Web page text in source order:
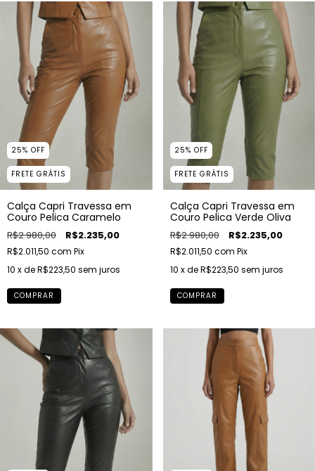
25% OFF
FRETE GRÁTIS
Calça Capri Travessa em
Couro Pelica Caramelo
R$2.980,00 R$2.235,00
R$2.011,50 com Pix
10 x deR$223,50 sem juros
COMPRAR
25% OFF
FRETE GRÁTIS
Calça Capri Travessa em
Couro Pelica Verde Oliva
R$2.980,00 R$2.235,00
R$2.011,50 com Pix
10 x deR$223,50 sem juros
COMPRAR